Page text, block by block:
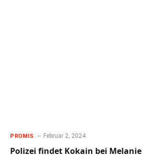
PROMIS Februar 2, 2024
Polizei findet Kokain bei